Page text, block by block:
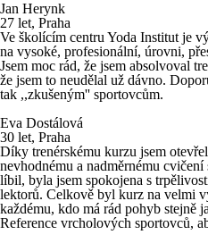
Jan Herynk
27 let, Praha
Ve školícím centru Yoda Institut je
na vysoké, profesionální, úrovni,
Jsem moc rád, že jsem absolvoval
že jsem to neudělal už dávno.
tak ,,zkušeným'' sportovcům.
Eva Dostálová
30 let, Praha
Díky trenérskému kurzu jsem
nevhodnému a nadměrnému
líbil, byla jsem spokojena s
lektorů. Celkově byl kurz na velmi
každému, kdo má rád pohyb stejně
Reference vrcholových sportovců,